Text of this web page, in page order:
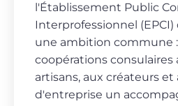
l'Établissement Public
Interprofessionnel (EPCI)
une ambition commune
coopérations consulaires
artisans, aux créateurs
d'entreprise un